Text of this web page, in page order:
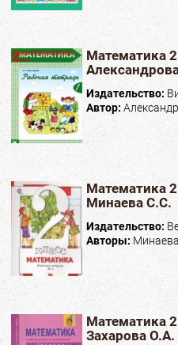
Математика
Издательство:
Автор:
Математика
Минаева С.С.
Издательство:
Авторы:
Математика
Захарова О.А.